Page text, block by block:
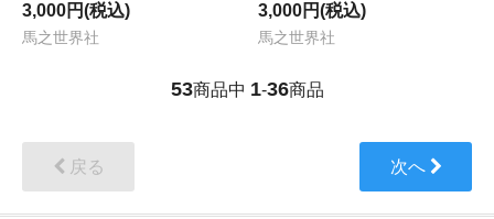
3,000円(税込)
馬之世界社
3,000円(税込)
馬之世界社
53商品中 1-36商品
戻る 次へ